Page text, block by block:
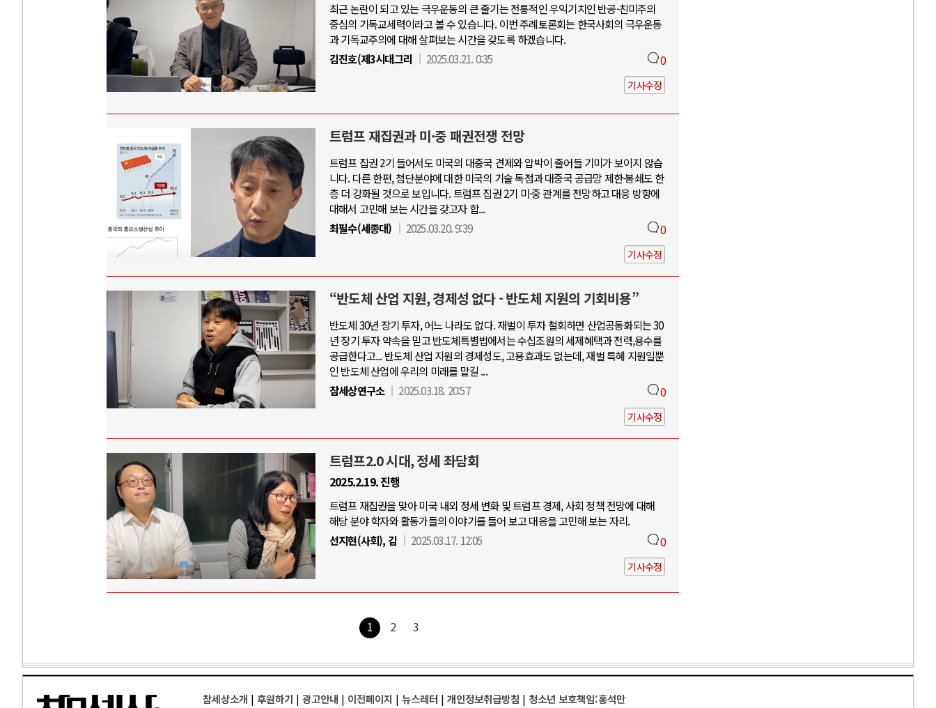
최근 논란이 되고 있는 극우운동의 큰 줄기는 전통적인 우익기치인 반공-친미주의
중심의 기독교세력이라고 볼 수 있습니다. 이번 주례토론회는 한국사회의 극우운동
과 기독교주의에 대해 살펴보는 시간을 갖도록 하겠습니다.
김진호(제3시대그리
2025.03.21. 0:35 0
기사수정
트럼프 재집권과 미·중 패권전쟁 전망
트럼프 집권 2기 들어서도 미국의 대중국 견제와 압박이 줄어들 기미가 보이지 않습
니다. 다른 한편, 첨단분야에 대한 미국의 기술 독점과 대중국 공급망 제한·봉쇄도 한
층 더 강화될 것으로 보입니다. 트럼프 집권 2기 미·중 관계를 전망하고 대응 방향에
대해서 고민해 보는 시간을 갖고자 합...
최필수(세종대)
2025.03.20. 9:39 0
기사수정
“반도체 산업 지원, 경제성 없다 - 반도체 지원의 기회비용”
반도체 30년 장기 투자, 어느 나라도 없다. 재벌이 투자 철회하면 산업공동화되는 30
년 장기 투자 약속을 믿고 반도체특별법에서는 수십조원의 세제혜택과 전력,용수를
공급한다고... 반도체 산업 지원의 경제성도, 고용효과도 없는데, 재벌 특혜 지원일뿐
인 반도체 산업에 우리의 미래를 맡길 ...
참세상연구소
2025.03.18. 20:57 0
기사수정
트럼프2.0 시대, 정세 좌담회
2025.2.19. 진행
트럼프 재집권을 맞아 미국 내외 정세 변화 및 트럼프 경제, 사회 정책 전망에 대해
해당 분야 학자와 활동가들의 이야기를 들어 보고 대응을 고민해 보는 자리.
선지현(사회), 김
2025.03.17. 12:05 0
기사수정
1 2 3
참세상소개 | 후원하기 | 광고안내 | 이전페이지 | 뉴스레터 | 개인정보취급방침 | 청소년 보호책임:홍석만